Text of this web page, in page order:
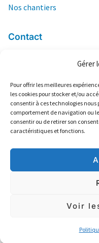
Gérer
Pour offrir les meilleures
les cookies pour stocker et/ou
consentir à ces technologies
comportement de navigation ou
consentir ou de retirer son
caractéristiques et fonctions.
Voir
Nos chantiers
Contact
contact@ers13.com
2 Lotissement
13160 Châteaurenard
Climatisation
Copyright © 2024 ERS 13 |